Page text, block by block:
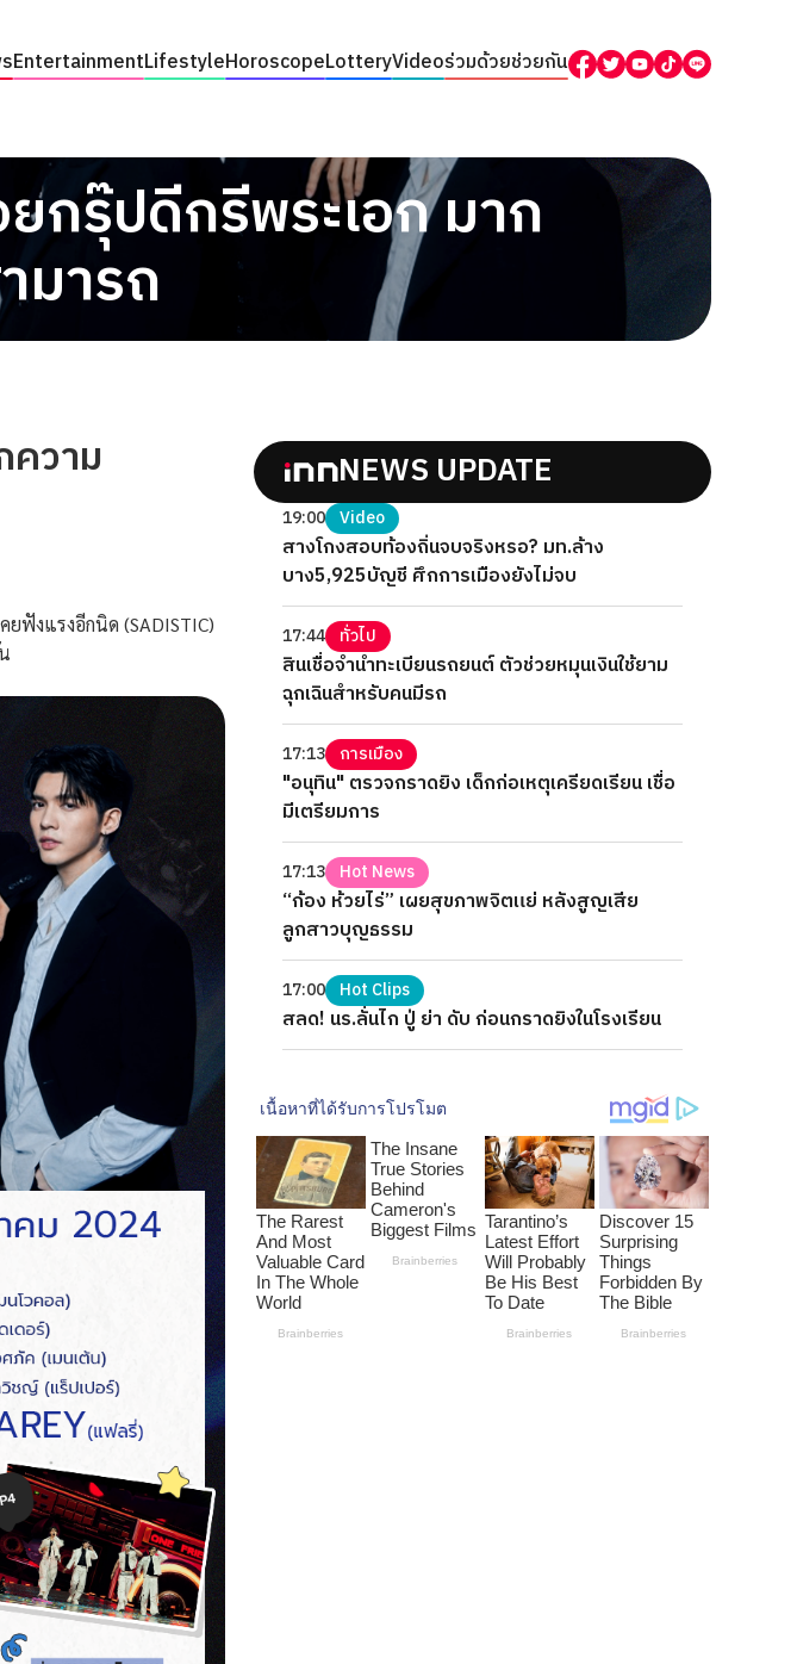
EntertainmentLifestyleHoroscopeLotteryVideoร่วมด้วยช่วยกัน
กรุ๊ปดีกรีพระเอก มาก
มารถ
ความ
งแรงอีกนิด (SADISTIC)
NEWS UPDATE
19:00 Video
สางโกงสอบท้องถิ่นจบจริงหรอ? มท.ล้าง
บาง5,925บัญชี ศึกการเมืองยังไม่จบ
17:44 ทั่วไป
สินเชื่อจำนำทะเบียนรถยนต์ ตัวช่วยหมุนเงินใช้ยาม
ฉุกเฉินสำหรับคนมีรถ
17:13 การเมือง
"อนุทิน" ตรวจกราดยิง เด็กก่อเหตุเครียดเรียน เชื่อ
มีเตรียมการ
17:13 Hot News
“ก้อง ห้วยไร่” เผยสุขภาพจิตแย่ หลังสูญเสีย
ลูกสาวบุญธรรม
17:00 Hot Clips
สลด! นร.ลั่นไก ปู่ ย่า ดับ ก่อนกราดยิงในโรงเรียน